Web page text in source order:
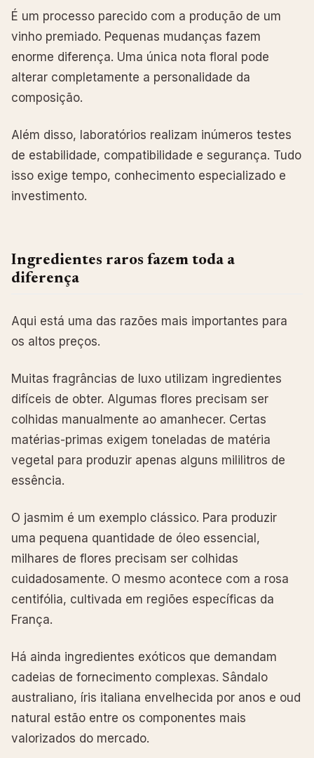
É um processo parecido com a produção de um
vinho premiado. Pequenas mudanças fazem
enorme diferença. Uma única nota floral pode
alterar completamente a personalidade da
composição.
Além disso, laboratórios realizam inúmeros testes
de estabilidade, compatibilidade e segurança. Tudo
isso exige tempo, conhecimento especializado e
investimento.
Ingredientes raros fazem toda a
diferença
Aqui está uma das razões mais importantes para
os altos preços.
Muitas fragrâncias de luxo utilizam ingredientes
difíceis de obter. Algumas flores precisam ser
colhidas manualmente ao amanhecer. Certas
matérias-primas exigem toneladas de matéria
vegetal para produzir apenas alguns mililitros de
essência.
O jasmim é um exemplo clássico. Para produzir
uma pequena quantidade de óleo essencial,
milhares de flores precisam ser colhidas
cuidadosamente. O mesmo acontece com a rosa
centifólia, cultivada em regiões específicas da
França.
Há ainda ingredientes exóticos que demandam
cadeias de fornecimento complexas. Sândalo
australiano, íris italiana envelhecida por anos e oud
natural estão entre os componentes mais
valorizados do mercado.